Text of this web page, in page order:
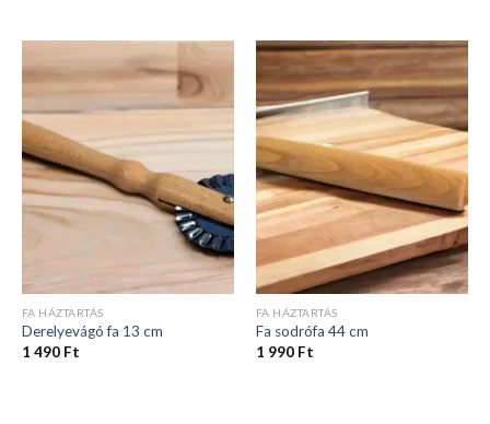
FA HÁZTARTÁS
Derelyevágó fa 13 cm
1 490 Ft
FA HÁZTARTÁS
Fa sodrófa 44 cm
1 990 Ft